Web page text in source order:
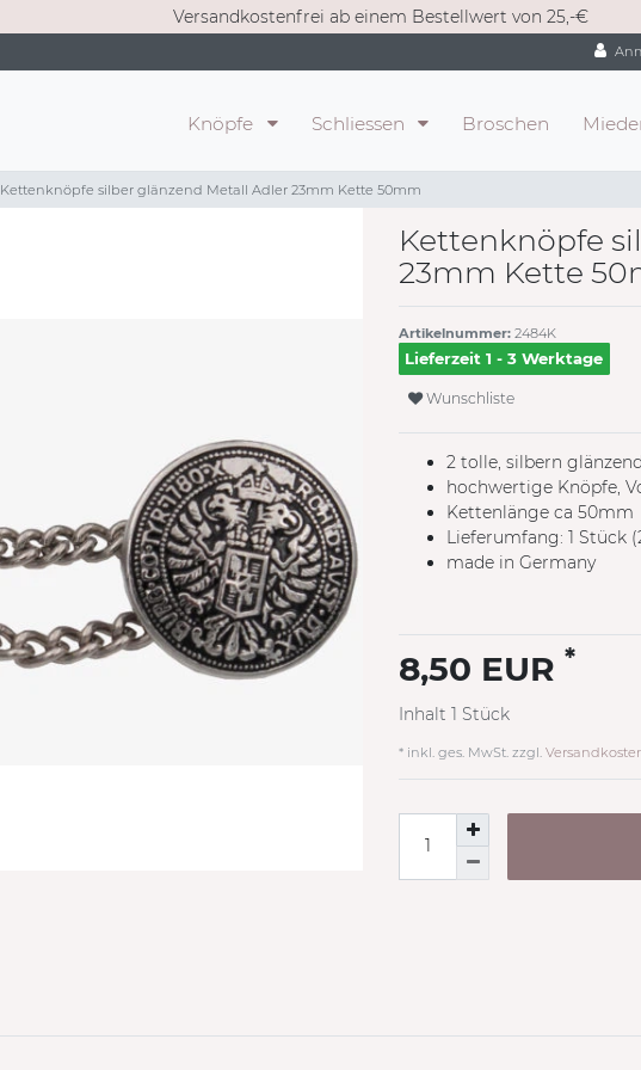
Versandkostenfrei ab einem Bestellwert von 25,-€
Knöpfe Schliessen Broschen
Kettenknöpfe silber glänzend Metall Adler 23mm Kette 50mm
Kettenknöpfe
23mm Kette
Artikelnummer: 2484K
Lieferzeit 1 - 3 Werktage
Wunschliste
2 tolle, silbern
hochwertige Knöpfe,
Kettenlänge ca 50mm
Lieferumfang: 1 Stück
made in Germany
8,50 EUR *
Inhalt 1 Stück
* inkl. ges. MwSt. zzgl.